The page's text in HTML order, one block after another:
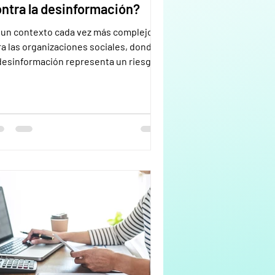
la desinformación?
contexto cada vez más complejo
las organizaciones sociales, donde
representa un riesgo
frente a este fenómeno? La
Check queremos destacar algunos
clave: 🔹 La desinformación no es
un problema c